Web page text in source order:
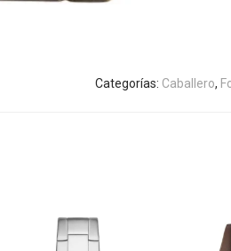
Categorías: Caballero,